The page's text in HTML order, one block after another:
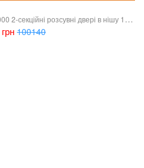
QTN2 R 1400 A10 CSH Acqua R 5000 2-секційні розсувні двері в нішу 1400 мм. (1 сорт)
грн 100140